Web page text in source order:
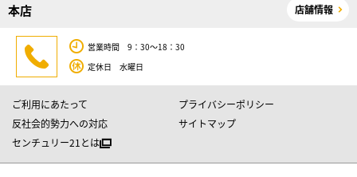
本店 店舗情報
営業時間 9：30～18：30
定休日 水曜日
ご利用にあたって
プライバシーポリシー
反社会的勢力への対応
サイトマップ
センチュリー21とは